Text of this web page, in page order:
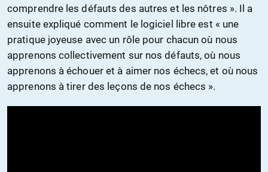
comprendre les défauts des autres et les nôtres ». Il a
ensuite expliqué comment le logiciel libre est « une
pratique joyeuse avec un rôle pour chacun où nous
apprenons collectivement sur nos défauts, où nous
apprenons à échouer et à aimer nos échecs, et où nous
apprenons à tirer des leçons de nos échecs ».